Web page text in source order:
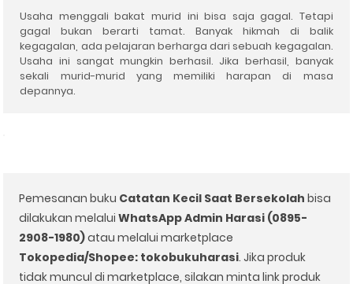
Usaha menggali bakat murid ini bisa saja gagal. Tetapi
gagal bukan berarti tamat. Banyak hikmah di
balik
kegagalan, ada pelajaran berharga dari sebuah kegagalan.
Usaha ini sangat mungkin berhasil. Jika berhasil, banyak
sekali murid-murid yang memiliki harapan di masa
depannya.
Pemesanan buku Catatan Kecil Saat Bersekolah bisa
dilakukan melaluiWhatsApp Admin Harasi (0895-
2908-1980)atau melalui marketplace
Tokopedia/Shopee: tokobukuharasi. Jika produk
tidak muncul di marketplace, silakan minta link produk